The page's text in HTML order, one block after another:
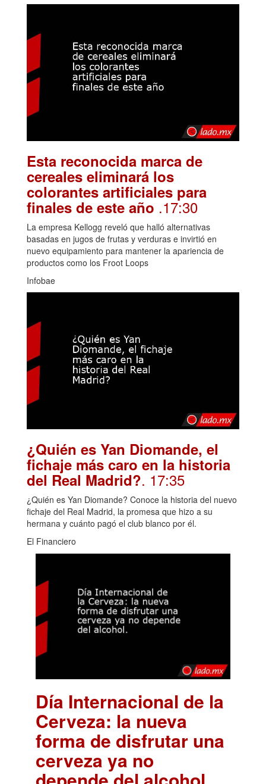
Esta reconocida marca de
cereales eliminará los
colorantes artificiales para
finales de este año .17:30
La empresa Kellogg reveló que halló alternativas
basadas en jugos de frutas y verduras e invirtió en
nuevo equipamiento para mantener la apariencia de
productos como los Froot Loops
Infobae
¿Quién es Yan Diomande, el
fichaje más caro en la historia
del Real Madrid?. 17:35
¿Quién es Yan Diomande? Conoce la historia del nuevo
fichaje del Real Madrid, la promesa que hizo a su
hermana y cuánto pagó el club blanco por él.
El Financiero
Día Internacional de la
Cerveza: la nueva
forma de disfrutar una
cerveza ya no